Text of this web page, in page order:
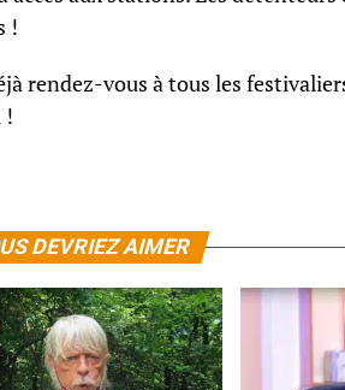
!
rendez-vous à tous les
!
DEVRIEZ AIMER